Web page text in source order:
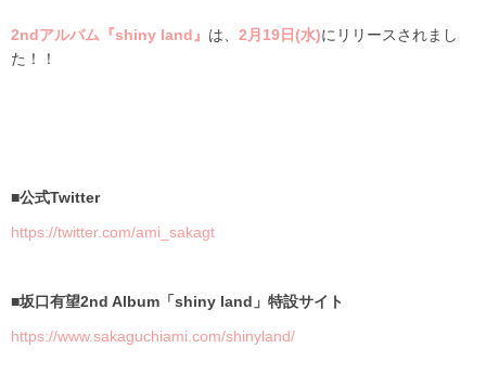
2ndアルバム『shiny land』 は、 2月19日(水)にリリースされまし
た！！
■公式Twitter
https://twitter.com/ami_sakagt
■坂口有望2nd Album 「shiny land 」特設サイト
https://www.sakaguchiami.com/shinyland/